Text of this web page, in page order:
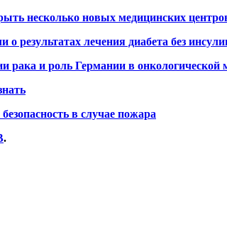
несколько новых медицинских
результатах лечения диабета без
рака и роль Германии в онкологической
в случае пожара
.